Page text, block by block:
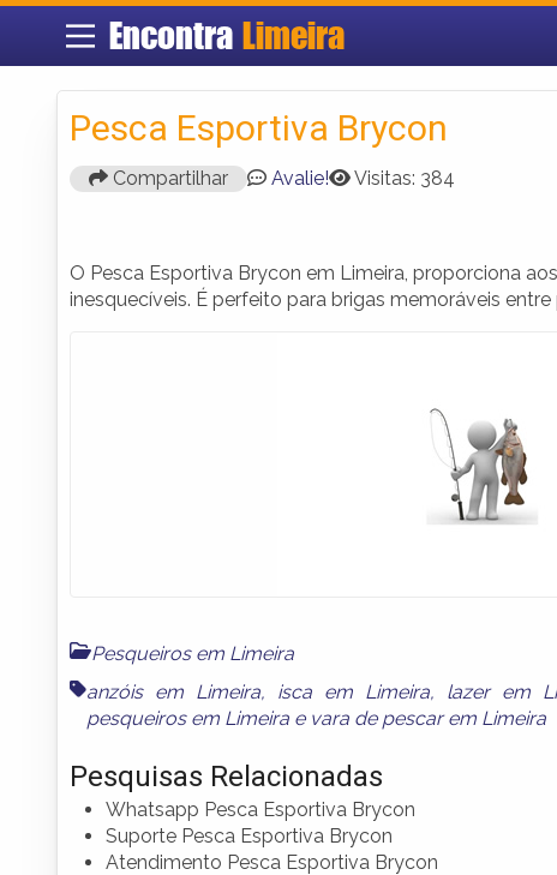
Encontra Limeira
Pesca Esportiva Brycon
Compartilhar Avalie! Visitas: 384
O Pesca Esportiva Brycon em Limeira, proporciona
inesquecíveis. É perfeito para brigas memoráveis
Pesqueiros em Limeira
anzóis em Limeira, isca em Limeira, lazer em
pesqueiros em Limeira e vara de pescar em Limeira
Pesquisas Relacionadas
Whatsapp Pesca Esportiva Brycon
Suporte Pesca Esportiva Brycon
Atendimento Pesca Esportiva Brycon